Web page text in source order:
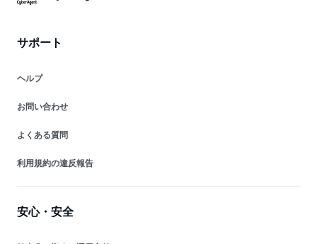
サポート
ヘルプ
お問い合わせ
よくある質問
利用規約の違反報告
安心・安全